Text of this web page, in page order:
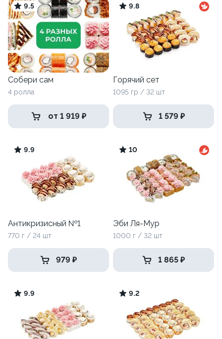
9.5
Собери сам
4 ролла
от 1 919 ₽
9.8
Горячий сет
1095 гр / 32 шт
1 579 ₽
9.9
Антикризисный №1
770 г / 24 шт
979 ₽
10
Эби Ля-Мур
1000 г / 32 шт
1 865 ₽
9.9 9.2